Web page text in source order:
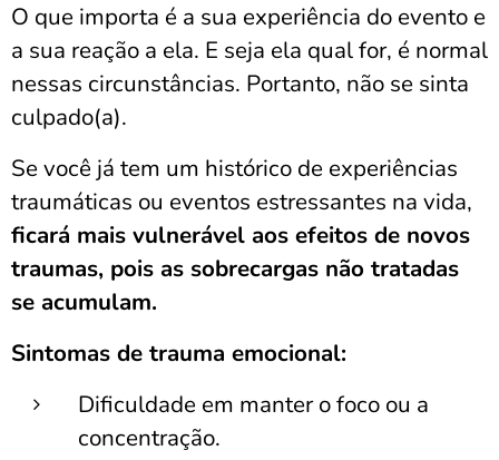
O que importa é a sua experiência do evento e
a sua reação a ela. E seja ela qual for, é normal
nessas circunstâncias. Portanto, não se sinta
culpado(a).
Se você já tem um histórico de experiências
traumáticas ou eventos estressantes na vida,
ficará mais vulnerável aos efeitos de novos
traumas, pois as sobrecargas não tratadas
se acumulam.
Sintomas de trauma emocional:
Dificuldade em manter o foco ou a
concentração.